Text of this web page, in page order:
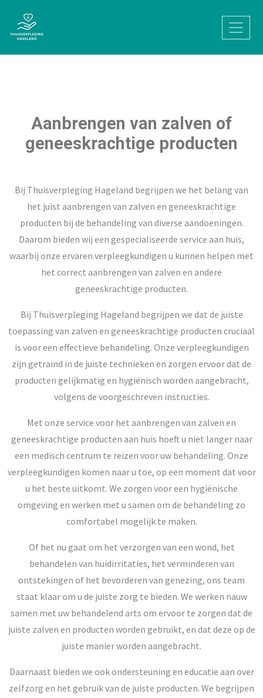
Aanbrengen van zalven of
geneeskrachtige producten
Bij Thuisverpleging Hageland begrijpen we het belang van
het juist aanbrengen van zalven en geneeskrachtige
producten bij de behandeling van diverse aandoeningen.
Daarom bieden wij een gespecialiseerde service aan huis,
waarbij onze ervaren verpleegkundigen u kunnen helpen met
het correct aanbrengen van zalven en andere
geneeskrachtige producten.
Bij Thuisverpleging Hageland begrijpen we dat de juiste
toepassing van zalven en geneeskrachtige producten cruciaal
is voor een effectieve behandeling. Onze verpleegkundigen
zijn getraind in de juiste technieken en zorgen ervoor dat de
producten gelijkmatig en hygiënisch worden aangebracht,
volgens de voorgeschreven instructies.
Met onze service voor het aanbrengen van zalven en
geneeskrachtige producten aan huis hoeft u niet langer naar
een medisch centrum te reizen voor uw behandeling. Onze
verpleegkundigen komen naar u toe, op een moment dat voor
u het beste uitkomt. We zorgen voor een hygiënische
omgeving en werken met u samen om de behandeling zo
comfortabel mogelijk te maken.
Of het nu gaat om het verzorgen van een wond, het
behandelen van huidirritaties, het verminderen van
ontstekingen of het bevorderen van genezing, ons team
staat klaar om u de juiste zorg te bieden. We werken nauw
samen met uw behandelend arts om ervoor te zorgen dat de
juiste zalven en producten worden gebruikt, en dat deze op de
juiste manier worden aangebracht.
Daarnaast bieden we ook ondersteuning en educatie aan over
zelfzorg en het gebruik van de juiste producten. We begrijpen